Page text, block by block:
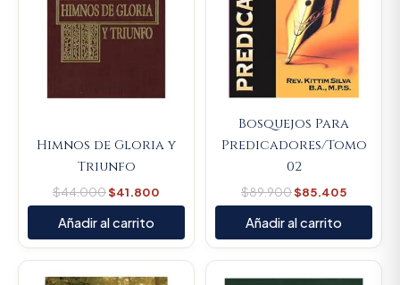
Himnos de Gloria y
Triunfo
$44.000$41.800
Añadir al carrito
Bosquejos Para
Predicadores/Tomo
02
$89.900$85.405
Añadir al carrito